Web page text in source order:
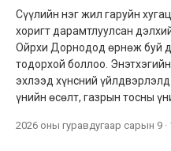
Сүүлийн нэг жил гаруйн
хоригт дарамтлуулсан
Ойрхи Дорнодод өрнөж буй
тодорхой боллоо.
эхлээд хүнсний
үнийн өсөлт, газрын тосны
2026 оны гуравдугаар сарын 9 ·